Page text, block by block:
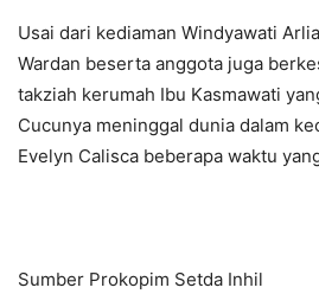
Usai dari kediaman Windyawati
Wardan beserta anggota juga
takziah kerumah Ibu Kasmawati
Cucunya meninggal dunia dalam
Evelyn Calisca beberapa waktu
Sumber Prokopim Setda Inhil